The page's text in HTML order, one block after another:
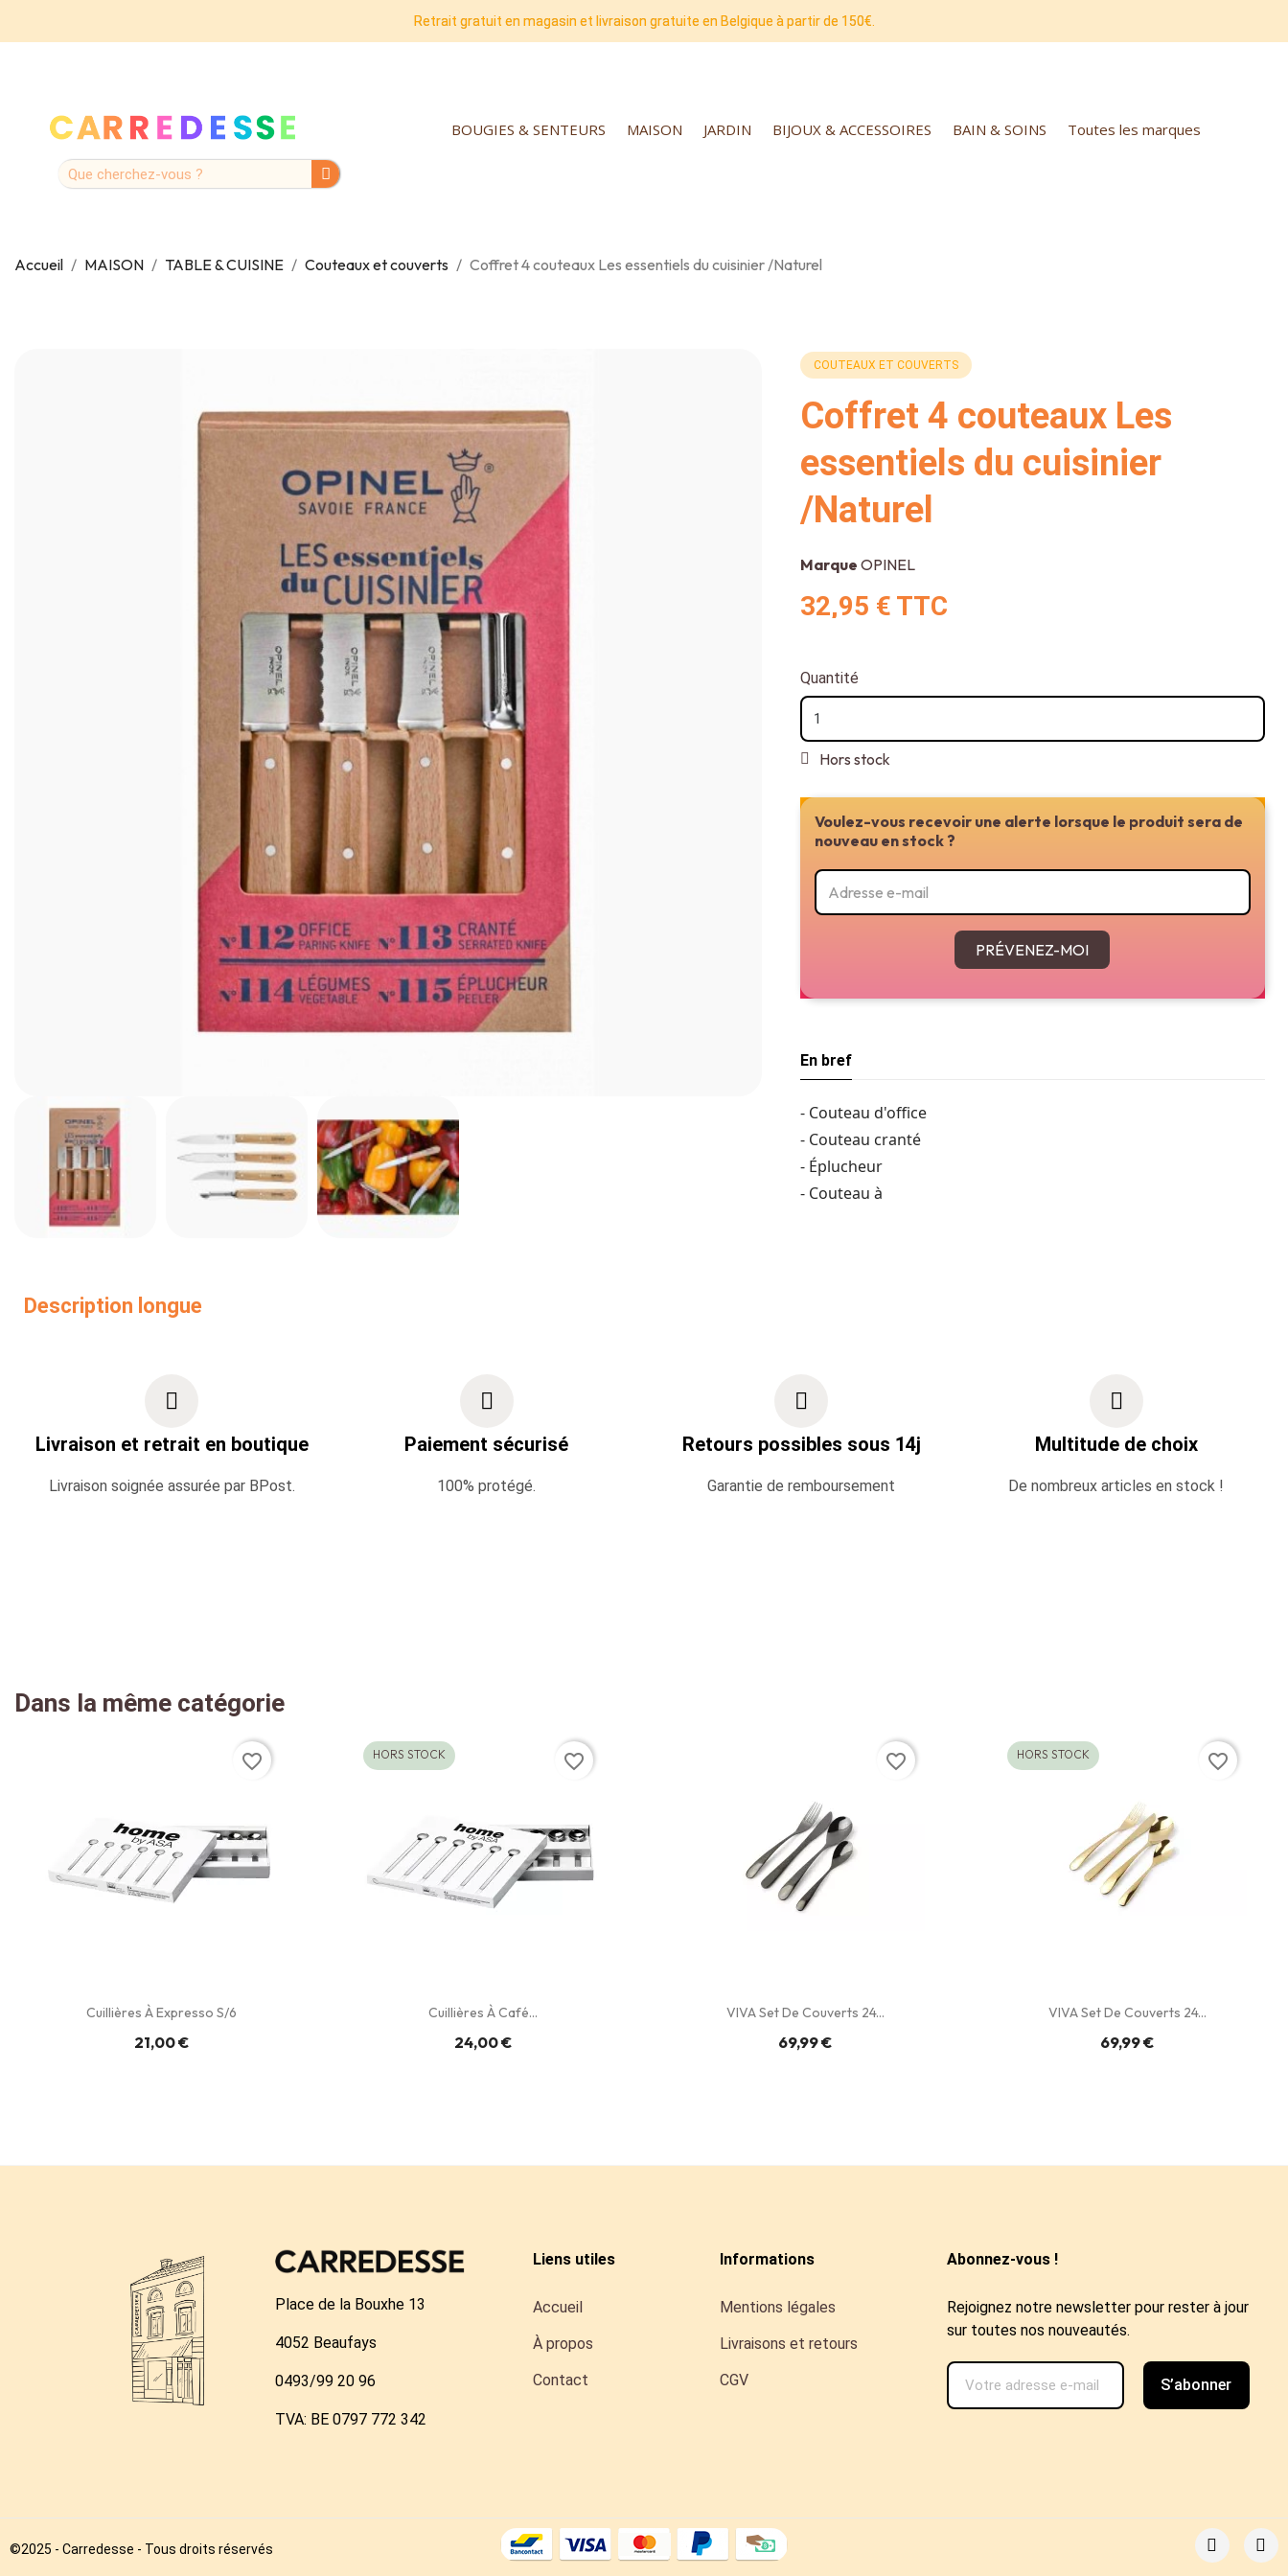
Retrait gratuit en magasin et livraison gratuite en Belgique à partir de 150€.
BOUGIES & SENTEURS MAISON JARDIN BIJOUX & ACCESSOIRES BAIN & SOINS Toutes les marques
Accueil MAISON TABLE & CUISINE Couteaux et couverts Coffret 4 couteaux Les essentiels du cuisinier /Naturel
COUTEAUX ET COUVERTS
Coffret 4 couteaux Les
essentiels du cuisinier
/Naturel
Marque OPINEL
32,95 € TTC
Quantité
Hors stock
Ajouter au panier ou réserver en magasin
Voulez-vous recevoir une alerte lorsque le produit sera de
nouveau en stock ?
PRÉVENEZ-MOI
En bref
- Couteau d'office
- Couteau cranté
- Éplucheur
- Couteau à
Description longue
Livraison et retrait en boutique
Livraison soignée assurée par BPost.
Paiement sécurisé
100% protégé.
Retours possibles sous 14j
Garantie de remboursement
Multitude de choix
De nombreux articles en stock !
Dans la même catégorie
Cuillières À Expresso S/6
21,00 €
favorite_border
Cuillières À Café...
24,00 €
HORS STOCK favorite_border
VIVA Set De Couverts 24...
69,99 €
favorite_border
VIVA Set De Couverts 24...
69,99 €
HORS STOCK favorite_border
Place de la Bouxhe 13
4052 Beaufays
0493/99 20 96
TVA: BE 0797 772 342
Liens utiles
Accueil
À propos
Contact
Informations
Mentions légales
Livraisons et retours
CGV
Abonnez-vous !
Rejoignez notre newsletter pour rester à jour
sur toutes nos nouveautés.
S’abonner
©2025 - Carredesse - Tous droits réservés